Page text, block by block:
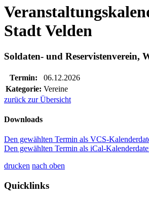
Stadt Velden
Soldaten- und Reservistenverein,
Termin:
06.12.2026
Kategorie: Vereine
zurück zur Übersicht
Downloads
Den gewählten Termin als VCS-
Den gewählten Termin als iCal-
drucken nach oben
Quicklinks